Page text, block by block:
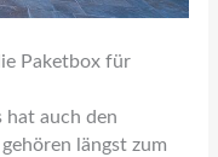
Paketbox für
hat auch den
längst zum